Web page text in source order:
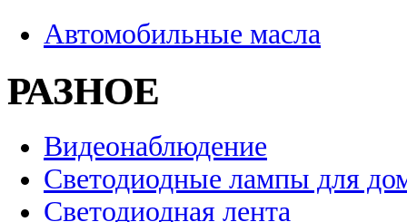
Автомобильные масла
РАЗНОЕ
Видеонаблюдение
Светодиодные лампы для
Светодиодная лента